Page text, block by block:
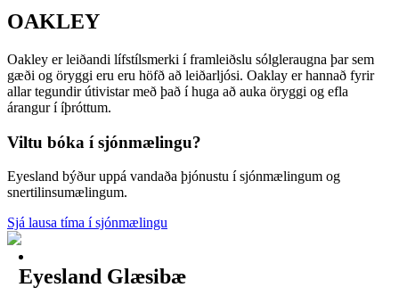
OAKLEY
Oakley er leiðandi lífstílsmerki í framleiðslu sólgleraugna þar sem
gæði og öryggi eru eru höfð að leiðarljósi. Oaklay er hannað fyrir
allar tegundir útivistar með það í huga að auka öryggi og efla
árangur í íþróttum.
Viltu bóka í sjónmælingu?
Eyesland býður uppá vandaða þjónustu í sjónmælingum og
snertilinsumælingum.
Sjá lausa tíma í sjónmælingu
Eyesland Glæsibæ